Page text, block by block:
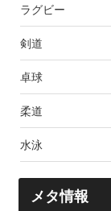
ラグビー
剣道
卓球
柔道
水泳
メタ情報